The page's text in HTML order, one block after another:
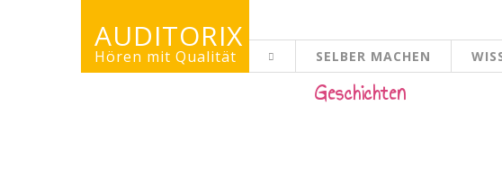
AUDITORIX
Hören mit Qualität SELBER MACHEN
Geschichten